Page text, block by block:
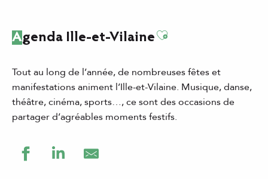
Agenda Ille-et-VilaineAjouter aux
Tout au long de l’année, de nombreuses fêtes et
manifestations animent l’Ille-et-Vilaine. Musique, danse,
théâtre, cinéma, sports…, ce sont des occasions de
partager d’agréables moments festifs.
Théâtre de rue, concerts, manifestations culturelles et
sportives… Si vous choisissez de venir séjourner en Ille-